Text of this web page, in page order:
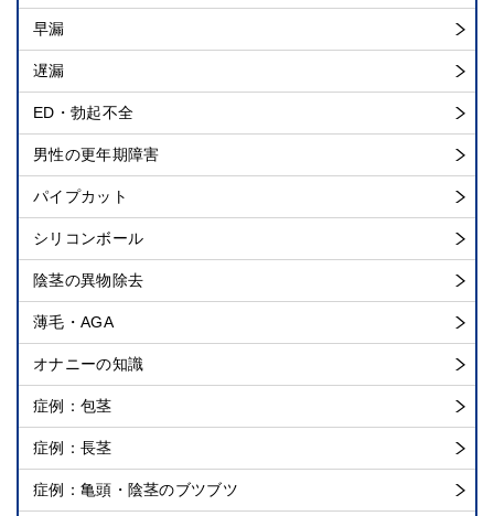
早漏
遅漏
ED・勃起不全
男性の更年期障害
パイプカット
シリコンボール
陰茎の異物除去
薄毛・AGA
オナニーの知識
症例：包茎
症例：長茎
症例：亀頭・陰茎のブツブツ